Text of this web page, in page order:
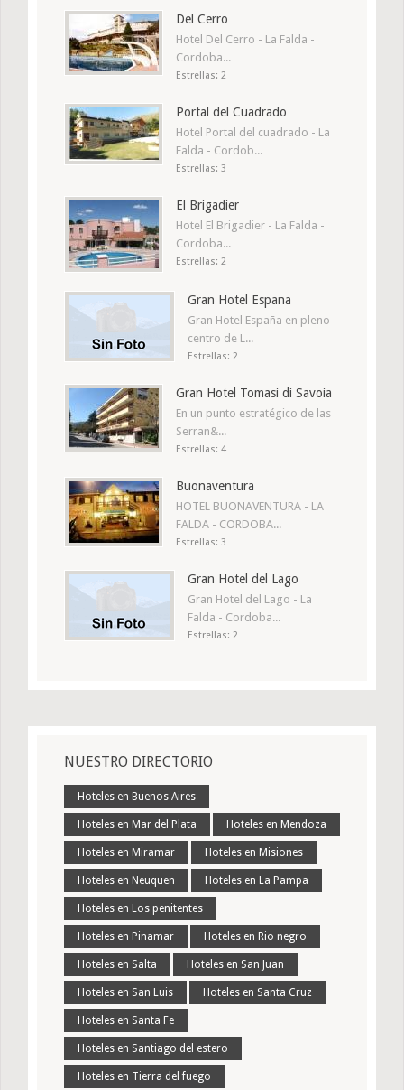
Del Cerro
Hotel Del Cerro - La Falda -
Cordoba...
Estrellas: 2
Portal del Cuadrado
Hotel Portal del cuadrado - La
Falda - Cordob...
Estrellas: 3
El Brigadier
Hotel El Brigadier - La Falda -
Cordoba...
Estrellas: 2
Gran Hotel Espana
Gran Hotel España en pleno
centro de L...
Estrellas: 2
Gran Hotel Tomasi di Savoia
En un punto estratégico de las
Serran&...
Estrellas: 4
Buonaventura
HOTEL BUONAVENTURA - LA
FALDA - CORDOBA...
Estrellas: 3
Gran Hotel del Lago
Gran Hotel del Lago - La
Falda - Cordoba...
Estrellas: 2
NUESTRO DIRECTORIO
Hoteles en Buenos Aires
Hoteles en Mar del Plata Hoteles en Mendoza
Hoteles en Miramar Hoteles en Misiones
Hoteles en Neuquen Hoteles en La Pampa
Hoteles en Los penitentes
Hoteles en Pinamar Hoteles en Rio negro
Hoteles en Salta Hoteles en San Juan
Hoteles en San Luis Hoteles en Santa Cruz
Hoteles en Santa Fe
Hoteles en Santiago del estero
Hoteles en Tierra del fuego